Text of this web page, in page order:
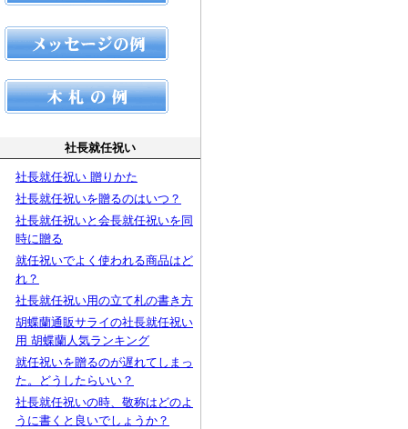
社長就任祝い
社長就任祝い 贈りかた
社長就任祝いを贈るのはいつ？
社長就任祝いと会長就任祝いを同
時に贈る
就任祝いでよく使われる商品はど
れ？
社長就任祝い用の立て札の書き方
胡蝶蘭通販サライの社長就任祝い
用 胡蝶蘭人気ランキング
就任祝いを贈るのが遅れてしまっ
た。どうしたらいい？
社長就任祝いの時、敬称はどのよ
うに書くと良いでしょうか？